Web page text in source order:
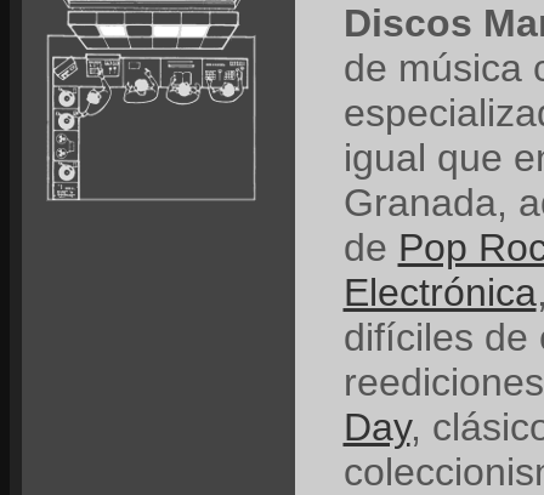
Discos
de música
igual que
Granada,
de Pop
Electrónica
difíciles de
Day,